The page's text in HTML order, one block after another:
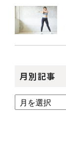
月別記事